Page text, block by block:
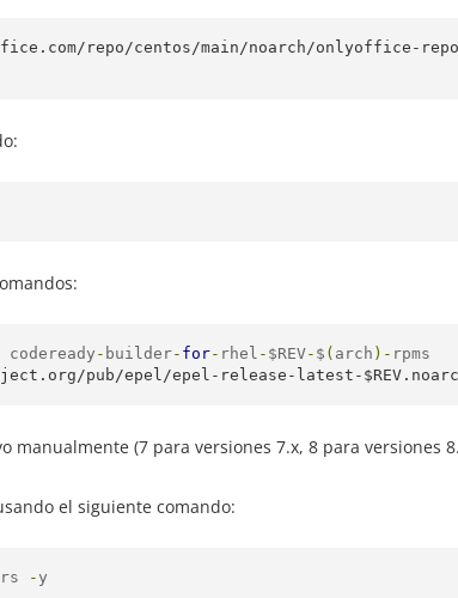
repo/centos/main/noarch/onlyoffice-
codeready- builder- for- rhel - $REV- $ ( arch )- rpms
pub/epel/epel-release-latest-
manualmente (7 para versiones 7.x, 8 para versiones
el siguiente comando:
- y